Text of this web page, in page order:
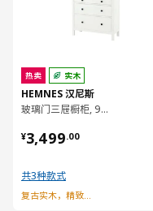
热卖 实木
HEMNES 汉尼斯
玻璃门三屉橱柜, 90x198 厘米
¥3,499.00
¥ 3499.00
共3种款式
复古实木，精致收藏